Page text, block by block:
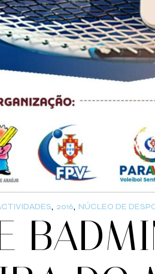
2016 NÚCLEO DE